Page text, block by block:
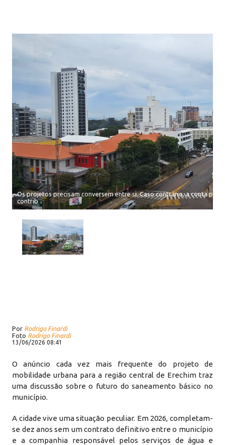
Os projetos precisam conversem entre si. Caso contrário, a conta
contrib
Por Rodrigo Finardi
Foto Rodrigo Finardi
13/06/2026 08:41
O anúncio cada vez mais frequente do projeto de
mobilidade urbana para a região central de Erechim traz
uma discussão sobre o futuro do saneamento básico no
município.
A cidade vive uma situação peculiar. Em 2026, completam-
se dez anos sem um contrato definitivo entre o município
e a companhia responsável pelos serviços de água e